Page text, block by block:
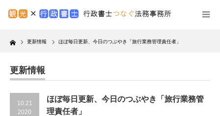
Home 更新情報 ほぼ毎日更新、今日のつぶやき「旅行業務管理責任者」
更新情報
10.21
2020
ほぼ毎日更新、今日のつぶやき「旅行業務管
理責任者」